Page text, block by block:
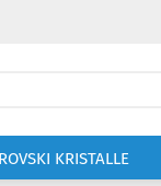
KRISTALLE